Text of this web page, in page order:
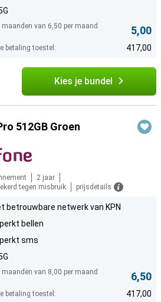
maanden van 6,50 per maand
5,00
betaling toestel: 417,00
Kies je bundel
512GB Groen
2 jaar
tegen misbruik
prijsdetails
betrouwbare netwerk van KPN
bellen
sms
maanden van 8,00 per maand
6,50
betaling toestel: 417,00